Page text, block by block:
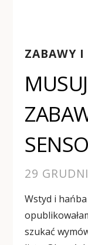
ZABAWY I
29
Wstyd i
szukać